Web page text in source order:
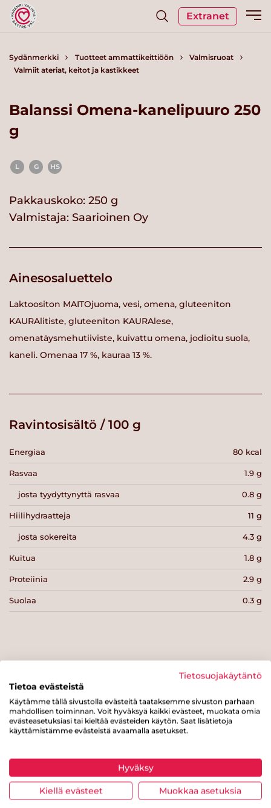
Extranet
Sydänmerkki Tuotteet ammattikeittiöön
Valmisruoat
Valmiit ateriat, keitot ja kastikkeet
Balanssi Omena-kanelipuuro 250
g
L G HS
Pakkauskoko: 250 g
Valmistaja: Saarioinen Oy
Ainesosaluettelo
Laktoositon MAITOjuoma, vesi, omena, gluteeniton
KAURAlitiste, gluteeniton KAURAlese,
omenatäysmehutiiviste, kuivattu omena, jodioitu suola,
kaneli. Omenaa 17 %, kauraa 13 %.
Ravintosisältö / 100 g
Energiaa 80 kcal
Rasvaa 1.9 g
josta tyydyttynyttä rasvaa 0.8 g
Hiilihydraatteja 11 g
josta sokereita 4.3 g
Kuitua 1.8 g
Proteiinia 2.9 g
Suolaa 0.3 g
Tästä merkistä tunnistat
Sydänmerkki-tuotteen
Tietosuojakäytäntö
Tietoa evästeistä
Käytämme tällä sivustolla evästeitä taataksemme sivuston parhaan
mahdollisen toiminnan. Voit hyväksyä kaikki evästeet, muokata omia
evästeasetuksiasi tai kieltää evästeiden käytön. Saat lisätietoja
käyttämistämme evästeistä avaamalla asetukset.
Hyväksy
Kiellä evästeet Muokkaa asetuksia